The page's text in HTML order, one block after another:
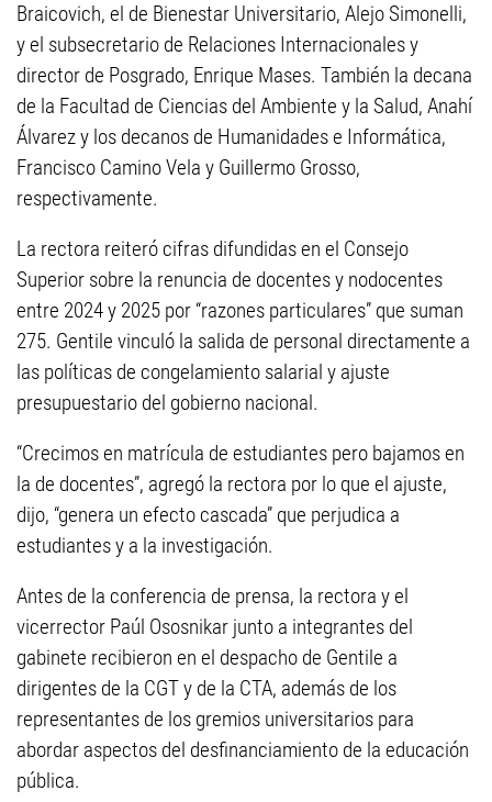
Braicovich, el de Bienestar Universitario, Alejo Simonelli,
y el subsecretario de Relaciones Internacionales y
director de Posgrado, Enrique Mases. También la decana
de la Facultad de Ciencias del Ambiente y la Salud, Anahí
Álvarez y los decanos de Humanidades e Informática,
Francisco Camino Vela y Guillermo Grosso,
respectivamente.
La rectora reiteró cifras difundidas en el Consejo
Superior sobre la renuncia de docentes y nodocentes
entre 2024 y 2025 por “razones particulares” que suman
275. Gentile vinculó la salida de personal directamente a
las políticas de congelamiento salarial y ajuste
presupuestario del gobierno nacional.
“Crecimos en matrícula de estudiantes pero bajamos en
la de docentes”, agregó la rectora por lo que el ajuste,
dijo, “genera un efecto cascada” que perjudica a
estudiantes y a la investigación.
Antes de la conferencia de prensa, la rectora y el
vicerrector Paúl Ososnikar junto a integrantes del
gabinete recibieron en el despacho de Gentile a
dirigentes de la CGT y de la CTA, además de los
representantes de los gremios universitarios para
abordar aspectos del desfinanciamiento de la educación
pública.